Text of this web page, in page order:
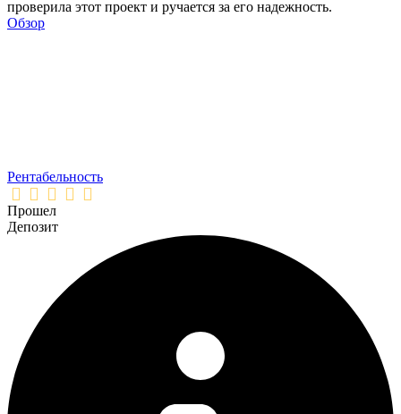
проверила этот проект и ручается за его надежность.
Обзор
Рентабельность
Прошел
Депозит